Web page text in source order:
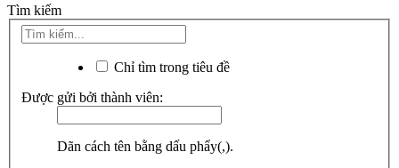
Tìm kiếm
Chỉ tìm trong tiêu đề
Được gửi bởi thành viên:
Dãn cách tên bằng dấu phẩy(,).